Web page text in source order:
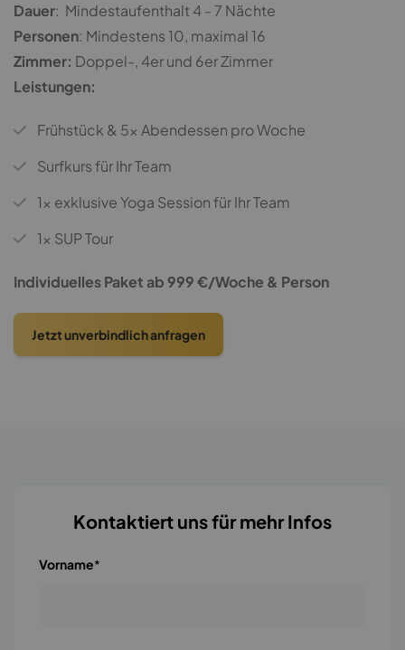
Dauer: Mindestaufenthalt 4 - 7 Nächte
Personen: Mindestens 10, maximal 16
Zimmer: Doppel-, 4er und 6er Zimmer
Leistungen:
Frühstück & 5x Abendessen pro Woche
Surfkurs für Ihr Team
1x exklusive Yoga Session für Ihr Team
1x SUP Tour
Individuelles Paket ab 999 €/Woche & Person
Jetzt unverbindlich anfragen
Kontaktiert uns für mehr Infos
Vorname*